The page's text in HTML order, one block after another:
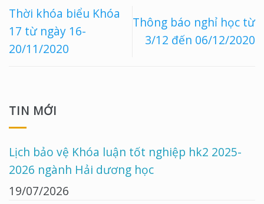
Thời khóa biểu Khóa
17 từ ngày 16-
20/11/2020
Thông báo nghỉ học từ
3/12 đến 06/12/2020
TIN MỚI
Lịch bảo vệ Khóa luận tốt nghiệp hk2 2025-
2026 ngành Hải dương học
19/07/2026